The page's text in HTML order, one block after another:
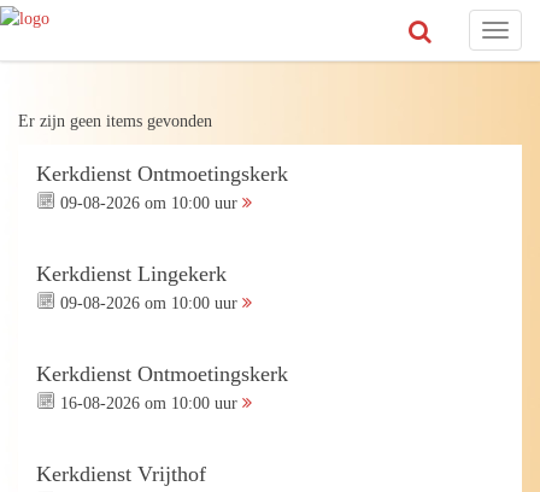
Toggle
Er zijn geen items gevonden
Kerkdienst Ontmoetingskerk
09-08-2026 om 10:00 uur
Kerkdienst Lingekerk
09-08-2026 om 10:00 uur
Kerkdienst Ontmoetingskerk
16-08-2026 om 10:00 uur
Kerkdienst Vrijthof